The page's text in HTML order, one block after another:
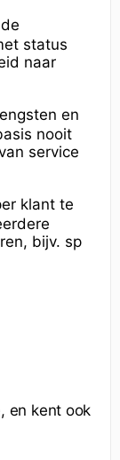
status
naar
en
nooit
service
klant te
bijv. sp
en kent ook